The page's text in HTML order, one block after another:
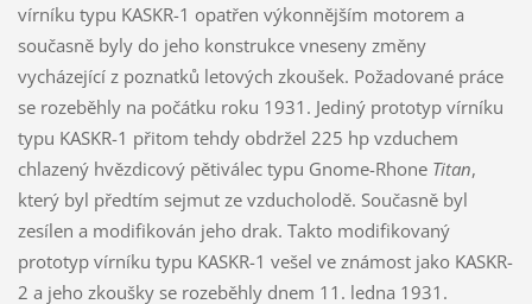
vírníku typu KASKR-1 opatřen výkonnějším motorem a
současně byly do jeho konstrukce vneseny změny
vycházející z poznatků letových zkoušek. Požadované práce
se rozeběhly na počátku roku 1931. Jediný prototyp vírníku
typu KASKR-1 přitom tehdy obdržel 225 hp vzduchem
chlazený hvězdicový pětiválec typu Gnome-Rhone Titan,
který byl předtím sejmut ze vzducholodě. Současně byl
zesílen a modifikován jeho drak. Takto modifikovaný
prototyp vírníku typu KASKR-1 vešel ve známost jako KASKR-
2 a jeho zkoušky se rozeběhly dnem 11. ledna 1931.